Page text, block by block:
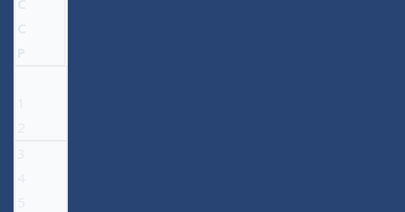
C
P
1
2
3
4
5